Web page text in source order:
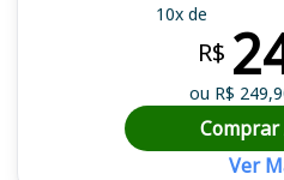
10x de
R$
ou R$
Comprar
Ver